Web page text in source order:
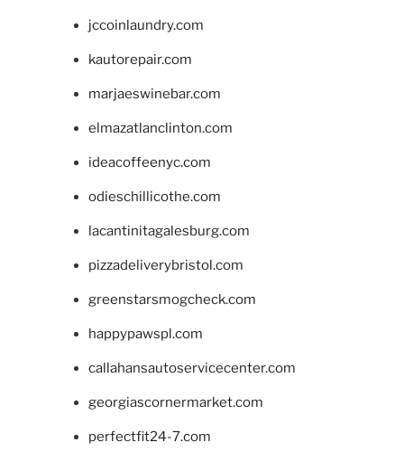
jccoinlaundry.com
kautorepair.com
marjaeswinebar.com
elmazatlanclinton.com
ideacoffeenyc.com
odieschillicothe.com
lacantinitagalesburg.com
pizzadeliverybristol.com
greenstarsmogcheck.com
happypawspl.com
callahansautoservicecenter.com
georgiascornermarket.com
perfectfit24-7.com